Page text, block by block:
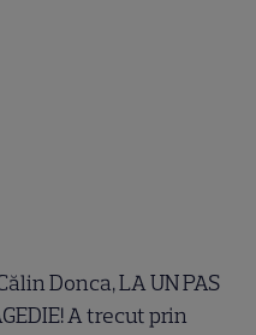
Donca, LA UN PAS
A trecut prin